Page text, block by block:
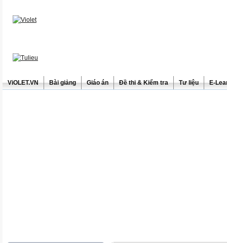
ViOLET.VN Bài giảng Giáo án Đề thi & Kiểm tra Tư liệu E-